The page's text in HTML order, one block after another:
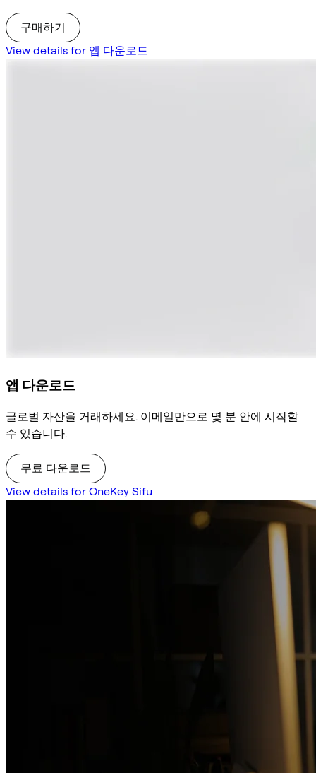
구매하기
View details for 앱 다운로드
앱 다운로드
글로벌 자산을 거래하세요. 이메일만으로 몇 분 안에 시작할
수 있습니다.
무료 다운로드
View details for OneKey Sifu